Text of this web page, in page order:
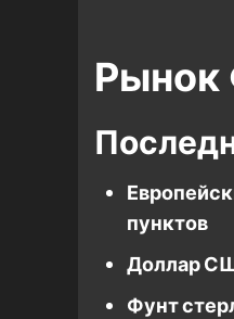
Рынок
пунктов
Доллар
Фунт